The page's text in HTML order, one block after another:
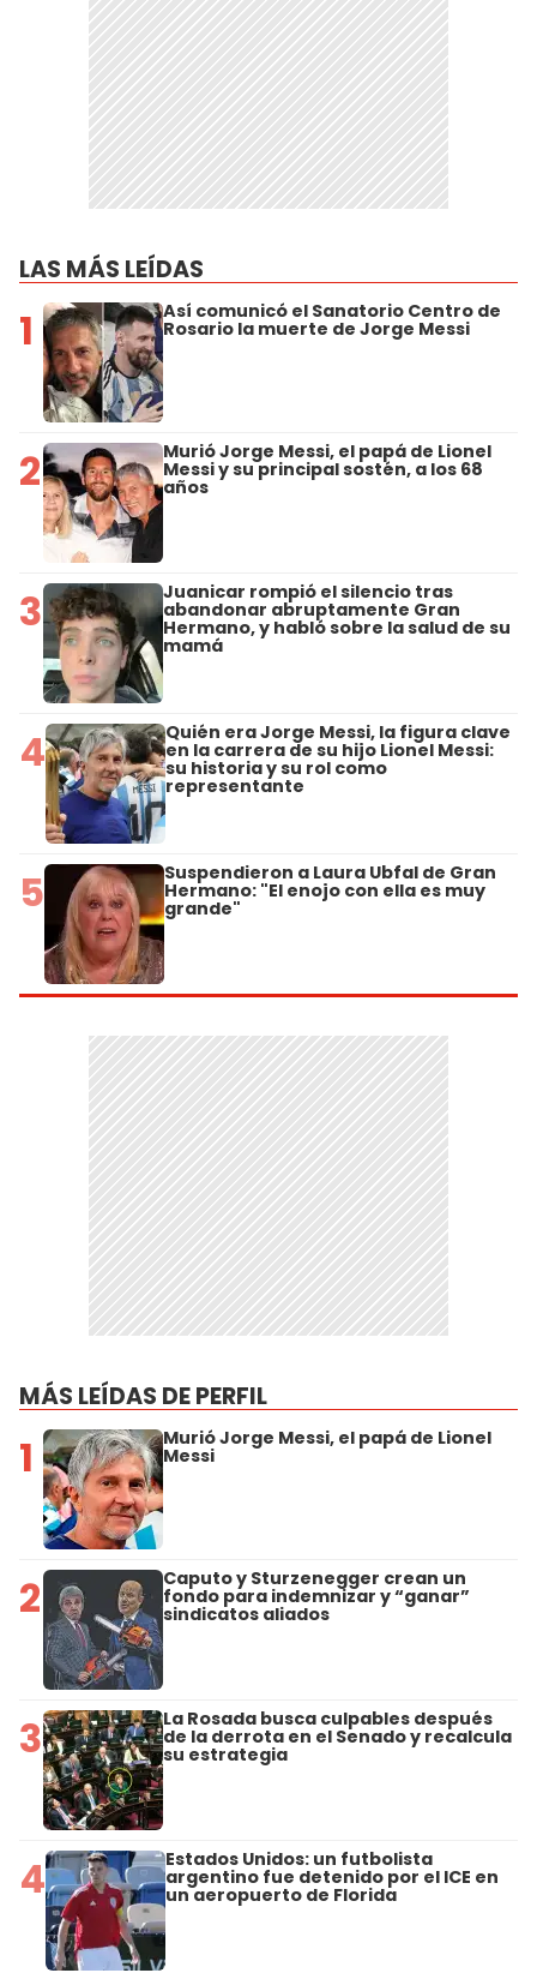
LAS MÁS LEÍDAS
1 Así comunicó el Sanatorio Centro de
Rosario la muerte de Jorge Messi
2 Murió Jorge Messi, el papá de Lionel
Messi y su principal sostén, a los 68
años
3 Juanicar rompió el silencio tras
abandonar abruptamente Gran
Hermano, y habló sobre la salud de su
mamá
4 Quién era Jorge Messi, la figura clave
en la carrera de su hijo Lionel Messi:
su historia y su rol como
representante
5 Suspendieron a Laura Ubfal de Gran
Hermano: "El enojo con ella es muy
grande"
MÁS LEÍDAS DE PERFIL
1 Murió Jorge Messi, el papá de Lionel
Messi
2 Caputo y Sturzenegger crean un
fondo para indemnizar y “ganar”
sindicatos aliados
3 La Rosada busca culpables después
de la derrota en el Senado y recalcula
su estrategia
4 Estados Unidos: un futbolista
argentino fue detenido por el ICE en
un aeropuerto de Florida